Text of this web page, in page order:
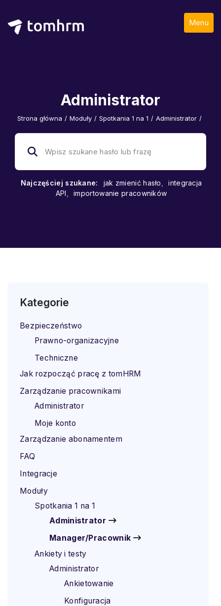
Menu
Administrator
Strona główna / Moduły / Spotkania 1 na 1 / Administrator /
Najczęściej szukane: jak zmienić hasło
integracja
API
importowanie pracowników
Kategorie
Bezpieczeństwo
Prawno-organizacyjne
Techniczne
Jak rozpocząć pracę z tomHRM
Zarządzanie pracownikami
Administrator
Moje konto
Zarządzanie abonamentem
FAQ
Integracje
Moduły
Spotkania 1 na 1
Administrator
Manager/Pracownik
Ankiety i testy
Administrator
Ankietowanie
Konfiguracja